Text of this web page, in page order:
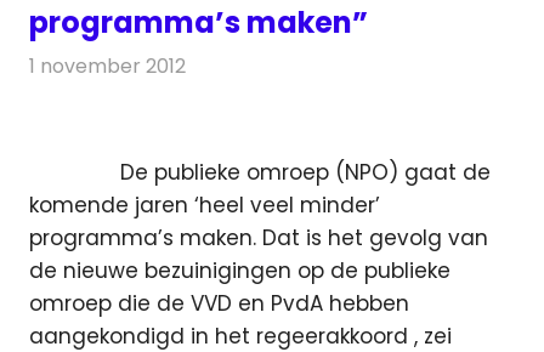
programma’s maken”
1 november 2012
De publieke omroep (NPO) gaat de
komende jaren ‘heel veel minder’
programma’s maken. Dat is het gevolg van
de nieuwe bezuinigingen op de publieke
omroep die de VVD en PvdA hebben
aangekondigd in het regeerakkoord , zei